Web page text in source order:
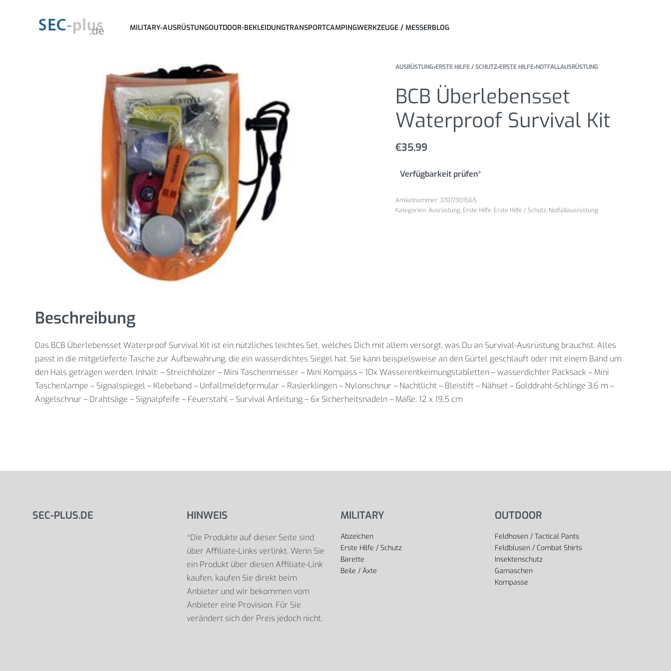
MILITARY-AUSRÜSTUNGOUTDOOR-BEKLEIDUNGTRANSPORTCAMPINGWERKZEUGE / MESSERBLOG
AUSRÜSTUNG›ERSTE HILFE / SCHUTZ›ERSTE HILFE›NOTFALLAUSRÜSTUNG
BCB Überlebensset
Waterproof Survival Kit
€35,99
Verfügbarkeit prüfen*
37017301565
Kategorien:Ausrüstung, Erste Hilfe, Erste Hilfe / Schutz, Notfallausrüstung
Beschreibung
Das BCB Überlebensset Waterproof Survival Kit ist ein nützliches leichtes Set, welches Dich mit allem versorgt, was Du an Survival-Ausrüstung brauchst. Alles
passt in die mitgelieferte Tasche zur Aufbewahrung, die ein wasserdichtes Siegel hat. Sie kann beispielsweise an den Gürtel geschlauft oder mit einem Band um
den Hals getragen werden. Inhalt: – Streichhölzer – Mini Taschenmesser – Mini Kompass – 10x Wasserentkeimungstabletten – wasserdichter Packsack – Mini
Taschenlampe – Signalspiegel – Klebeband – Unfallmeldeformular – Rasierklingen – Nylonschnur – Nachtlicht – Bleistift – Nähset – Golddraht-Schlinge 3,6 m –
Angelschnur – Drahtsäge – Signalpfeife – Feuerstahl – Survival Anleitung – 6x Sicherheitsnadeln – Maße: 12 x 19,5 cm
SEC-PLUS.DE HINWEIS
*Die Produkte auf dieser Seite sind
über Affiliate-Links verlinkt. Wenn Sie
ein Produkt über diesen Affiliate-Link
kaufen, kaufen Sie direkt beim
Anbieter und wir bekommen vom
Anbieter eine Provision. Für Sie
verändert sich der Preis jedoch nicht.
MILITARY
Abzeichen
Erste Hilfe / Schutz
Barette
Beile / Äxte
OUTDOOR
Feldhosen / Tactical Pants
Feldblusen / Combat Shirts
Insektenschutz
Gamaschen
Kompasse